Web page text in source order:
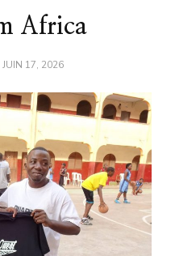
Africa
JUIN 17, 2026